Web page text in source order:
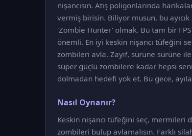
nişancısın. Atış poligonlarında
vermiş birisin. Biliyor musun, bu
'Zombie Hunter' olmak. Bu tam bir
önemli. En iyi keskin nişancı tüfeğini
zombileri avla. Zayıf, sürüne sürüne
süper güçlü zombilere kadar hepsi
dolmadan hedefi yok et. Bu gece,
Nasıl Oynanır?
Keskin nişancı tüfeğini seç, mermileri
zombileri bulup avlamalısın. Farklı